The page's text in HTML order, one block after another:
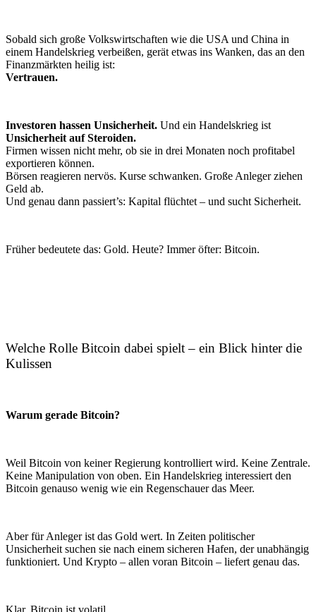
Sobald sich große Volkswirtschaften wie die USA und China in
einem Handelskrieg verbeißen, gerät etwas ins Wanken, das an den
Finanzmärkten heilig ist:
Vertrauen.
Investoren hassen Unsicherheit. Und ein Handelskrieg ist
Unsicherheit auf Steroiden.
Firmen wissen nicht mehr, ob sie in drei Monaten noch profitabel
exportieren können.
Börsen reagieren nervös. Kurse schwanken. Große Anleger ziehen
Geld ab.
Und genau dann passiert’s: Kapital flüchtet – und sucht Sicherheit.
Früher bedeutete das: Gold. Heute? Immer öfter: Bitcoin.
Welche Rolle Bitcoin dabei spielt – ein Blick hinter die
Kulissen
Warum gerade Bitcoin?
Weil Bitcoin von keiner Regierung kontrolliert wird. Keine Zentrale.
Keine Manipulation von oben. Ein Handelskrieg interessiert den
Bitcoin genauso wenig wie ein Regenschauer das Meer.
Aber für Anleger ist das Gold wert. In Zeiten politischer
Unsicherheit suchen sie nach einem sicheren Hafen, der unabhängig
funktioniert. Und Krypto – allen voran Bitcoin – liefert genau das.
Klar, Bitcoin ist volatil.